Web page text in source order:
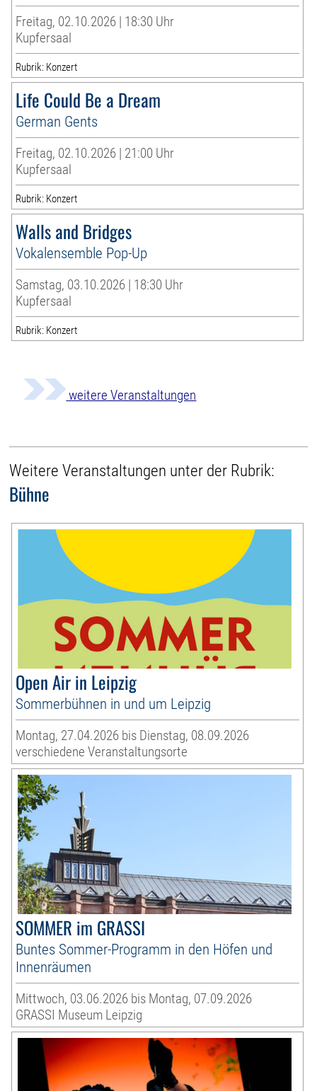
Freitag, 02.10.2026 | 18:30 Uhr
Kupfersaal
Rubrik: Konzert
Life Could Be a Dream
German Gents
Freitag, 02.10.2026 | 21:00 Uhr
Kupfersaal
Rubrik: Konzert
Walls and Bridges
Vokalensemble Pop-Up
Samstag, 03.10.2026 | 18:30 Uhr
Kupfersaal
Rubrik: Konzert
weitere Veranstaltungen
Weitere Veranstaltungen unter der Rubrik:
Bühne
Open Air in Leipzig
Sommerbühnen in und um Leipzig
Montag, 27.04.2026 bis Dienstag, 08.09.2026
verschiedene Veranstaltungsorte
SOMMER im GRASSI
Buntes Sommer-Programm in den Höfen und
Innenräumen
Mittwoch, 03.06.2026 bis Montag, 07.09.2026
GRASSI Museum Leipzig